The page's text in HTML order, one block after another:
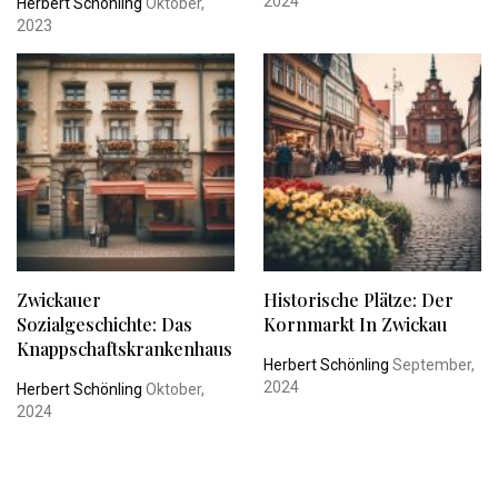
2023
Zwickauer
Sozialgeschichte: Das
Knappschaftskrankenhaus
Herbert Schönling Oktober,
2024
Historische Plätze: Der
Kornmarkt In Zwickau
Herbert Schönling September,
2024